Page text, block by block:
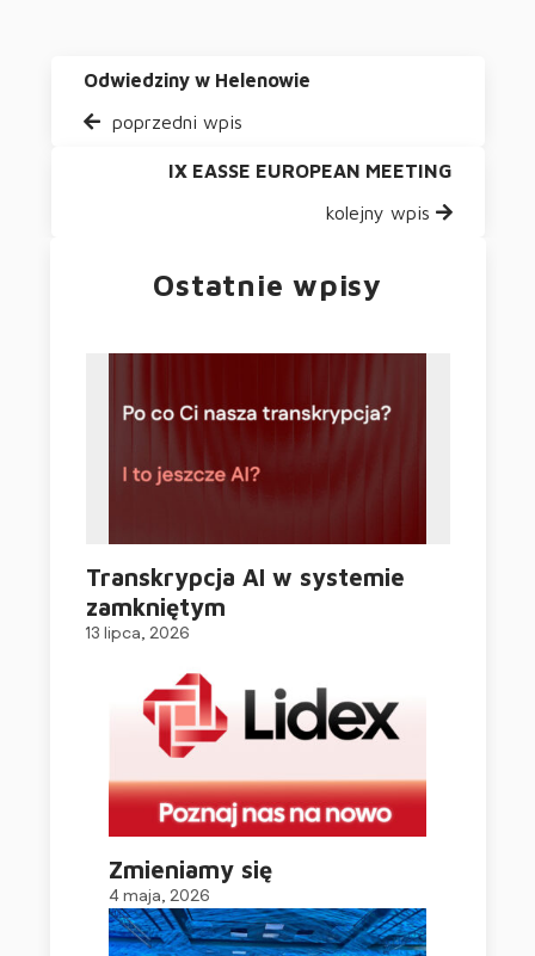
Odwiedziny w Helenowie
poprzedni wpis
IX EASSE EUROPEAN MEETING
kolejny wpis
Ostatnie wpisy
Transkrypcja AI w systemie
zamkniętym
13 lipca, 2026
Zmieniamy się
4 maja, 2026